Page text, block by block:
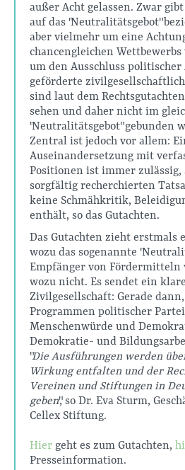
außer Acht gelassen. Zwar
auf das "Neutralitätsgebot"
aber vielmehr um eine
chancengleichen
um den Ausschluss
geförderte
sind laut dem
sehen und daher nicht im
"Neutralitätsgebot" gebunden
Zentral ist jedoch vor allem:
Auseinandersetzung mit
Positionen ist immer zulässig,
sorgfältig recherchierten
keine Schmähkritik,
enthält, so das Gutachten.
Das Gutachten zieht erstmals
wozu das sogenannte
Empfänger von
wozu nicht. Es sendet ein
Zivilgesellschaft: Gerade
Programmen politischer
Menschenwürde und
Demokratie- und
"Die Ausführungen werden
Wirkung entfalten und der
Vereinen und Stiftungen in
geben", so Dr. Eva Sturm,
Cellex Stiftung.
Hier geht es zum Gutachten,
Presseinformation.